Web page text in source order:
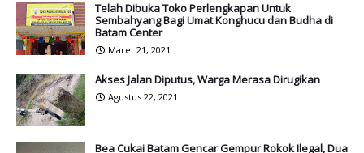
Telah Dibuka Toko Perlengkapan Untuk
Sembahyang Bagi Umat Konghucu dan Budha di
Batam Center
Maret 21, 2021
Akses Jalan Diputus, Warga Merasa Dirugikan
Agustus 22, 2021
Bea Cukai Batam Gencar Gempur Rokok Ilegal, Dua